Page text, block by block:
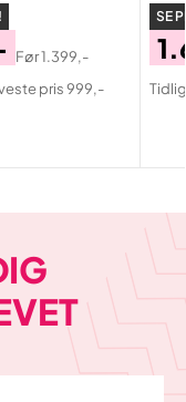
Før1.399,-
pris 999,-
SE